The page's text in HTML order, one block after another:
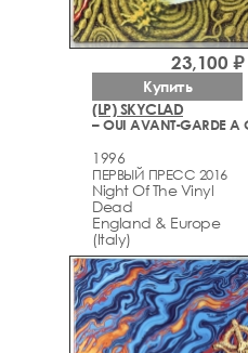
(LP) SKYCLAD
– OUI AVANT-GARDE A
1996
ПЕРВЫЙ ПРЕСС 2016
Night Of The Vinyl
Dead
England & Europe
(Italy)
23,100 ₽
Купить